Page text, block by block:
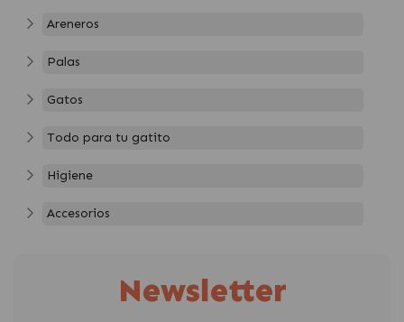
Areneros
Palas
Gatos
Todo para tu gatito
Higiene
Accesorios
Newsletter